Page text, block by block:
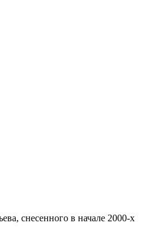
снесенного в начале 2000-х